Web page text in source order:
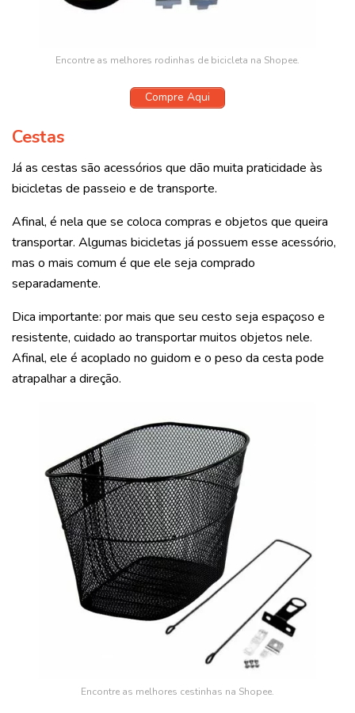
Encontre as melhores rodinhas de bicicleta na Shopee.
Compre Aqui
Cestas
Já as cestas são acessórios que dão muita praticidade às
bicicletas de passeio e de transporte.
Afinal, é nela que se coloca compras e objetos que queira
transportar. Algumas bicicletas já possuem esse acessório,
mas o mais comum é que ele seja comprado
separadamente.
Dica importante: por mais que seu cesto seja espaçoso e
resistente, cuidado ao transportar muitos objetos nele.
Afinal, ele é acoplado no guidom e o peso da cesta pode
atrapalhar a direção.
Encontre as melhores cestinhas na Shopee.